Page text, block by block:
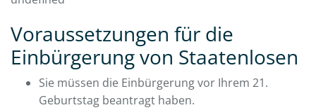
Voraussetzungen für die
Einbürgerung von Staatenlosen
Sie müssen die Einbürgerung vor Ihrem 21.
Geburtstag beantragt haben.